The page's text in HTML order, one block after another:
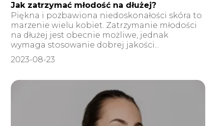
Jak zatrzymać młodość na dłużej?
Piękna i pozbawiona niedoskonałości skóra to
marzenie wielu kobiet. Zatrzymanie młodości
na dłużej jest obecnie możliwe, jednak
wymaga stosowanie dobrej jakości...
2023-08-23